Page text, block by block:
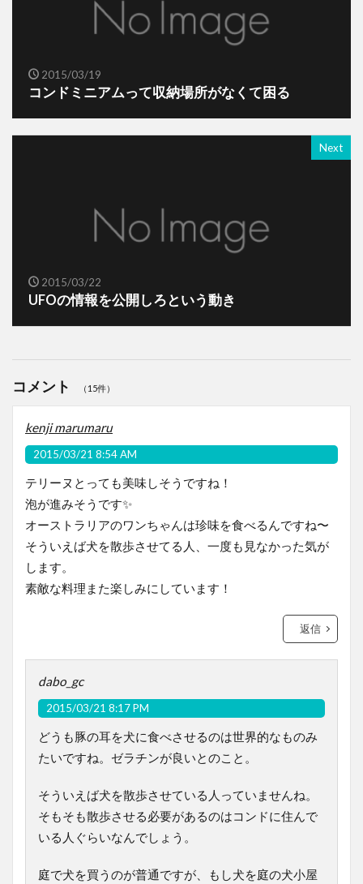
2015/03/19
コンドミニアムって収納場所がなくて困る
Next
2015/03/22
UFOの情報を公開しろという動き
コメント （15件）
kenji marumaru
2015/03/21 8:54 AM
テリーヌとっても美味しそうですね！
泡が進みそうです✨
オーストラリアのワンちゃんは珍味を食べるんですね〜
そういえば犬を散歩させてる人、一度も見なかった気が
します。
素敵な料理また楽しみにしています！
返信
dabo_gc
2015/03/21 8:17 PM
どうも豚の耳を犬に食べさせるのは世界的なものみ
たいですね。ゼラチンが良いとのこと。
そういえば犬を散歩させている人っていませんね。
そもそも散歩させる必要があるのはコンドに住んで
いる人ぐらいなんでしょう。
庭で犬を買うのが普通ですが、もし犬を庭の犬小屋